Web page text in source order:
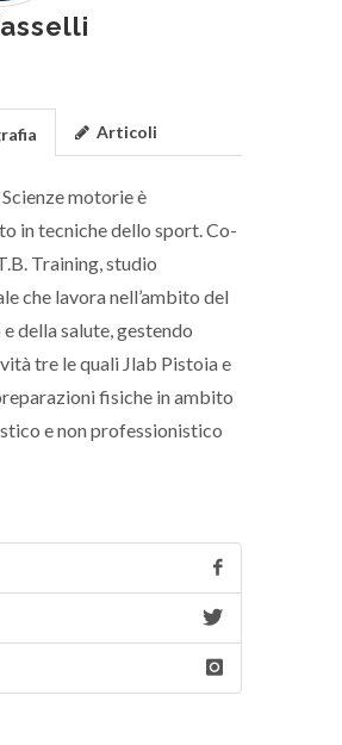
Articoli
motorie è
in tecniche dello sport. Co-
Training, studio
che lavora nell’ambito del
della salute, gestendo
tre le quali Jlab Pistoia e
fisiche in ambito
e non professionistico